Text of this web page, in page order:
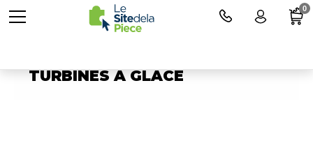
TURBINES A GLACE
0